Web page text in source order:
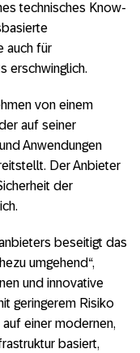
technisches Know-
auch für
erschwinglich.
von einem
auf seiner
Anwendungen
Der Anbieter
der
beseitigt das
umgehend“,
und innovative
geringerem Risiko
einer modernen,
basiert,